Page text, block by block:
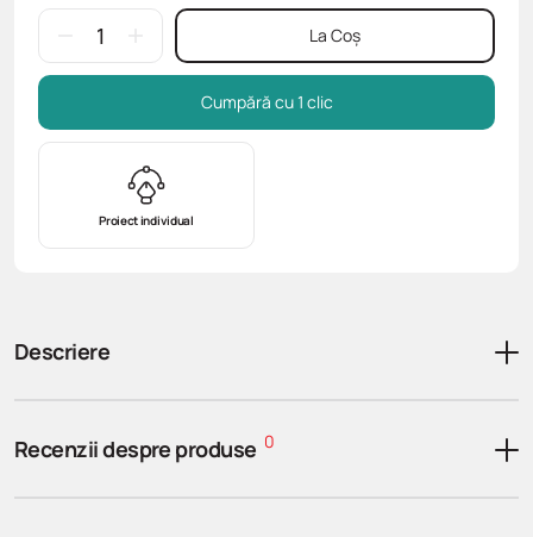
Proiect individual
La Coș
Cumpără cu 1 clic
Descriere
Recenzii despre produse 0